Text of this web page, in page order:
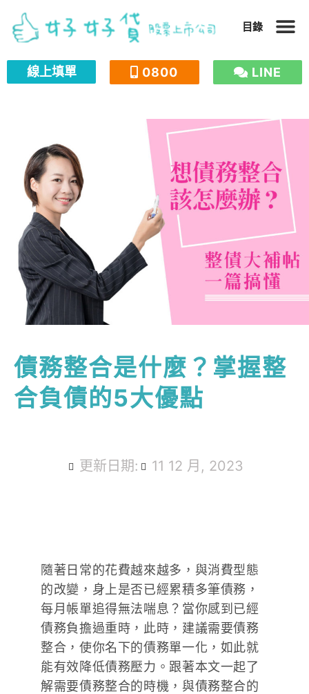
至
主
要
目錄
線上填單 0800 LINE
債務整合是什麼？掌握整
合負債的5大優點
更新日期: 11 12 月, 2023
隨著日常的花費越來越多，與消費型態
的改變，身上是否已經累積多筆債務，
每月帳單追得無法喘息？當你感到已經
債務負擔過重時，此時，建議需要債務
整合，使你名下的債務單一化，如此就
能有效降低債務壓力。跟著本文一起了
解需要債務整合的時機，與債務整合的